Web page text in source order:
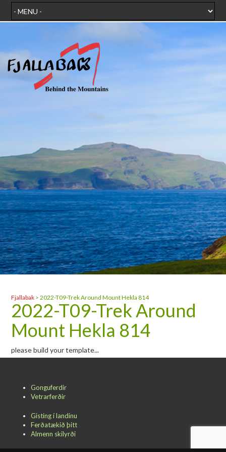
Fjallabak >2022-T09-Trek Around Mount Hekla 814
2022-T09-Trek Around
Mount Hekla 814
please build your template...
Gonguferdir
Vetrarferðir
Gisting í landinu
Ferðatækið þitt
Almenn skilyrði